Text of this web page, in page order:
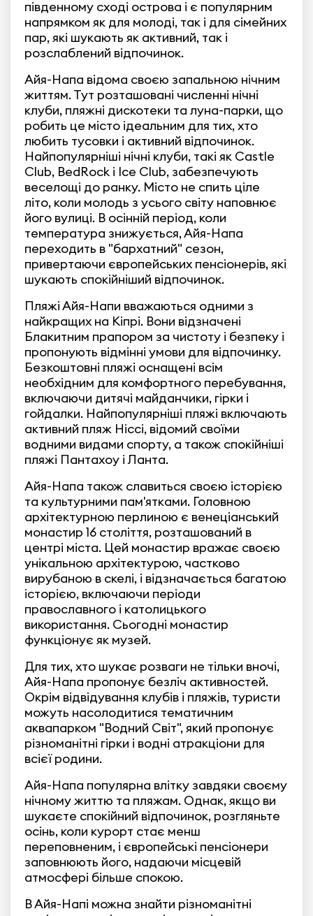
південному сході острова і є популярним
напрямком як для молоді, так і для сімейних
пар, які шукають як активний, так і
розслаблений відпочинок.
Айя-Напа відома своєю запальною нічним
життям. Тут розташовані численні нічні
клуби, пляжні дискотеки та луна-парки, що
робить це місто ідеальним для тих, хто
любить тусовки і активний відпочинок.
Найпопулярніші нічні клуби, такі як Castle
Club, BedRock і Ice Club, забезпечують
веселощі до ранку. Місто не спить ціле
літо, коли молодь з усього світу наповнює
його вулиці. В осінній період, коли
температура знижується, Айя-Напа
переходить в "бархатний" сезон,
привертаючи європейських пенсіонерів, які
шукають спокійніший відпочинок.
Пляжі Айя-Напи вважаються одними з
найкращих на Кіпрі. Вони відзначені
Блакитним прапором за чистоту і безпеку і
пропонують відмінні умови для відпочинку.
Безкоштовні пляжі оснащені всім
необхідним для комфортного перебування,
включаючи дитячі майданчики, гірки і
гойдалки. Найпопулярніші пляжі включають
активний пляж Ніссі, відомий своїми
водними видами спорту, а також спокійніші
пляжі Пантахоу і Ланта.
Айя-Напа також славиться своєю історією
та культурними пам'ятками. Головною
архітектурною перлиною є венеціанський
монастир 16 століття, розташований в
центрі міста. Цей монастир вражає своєю
унікальною архітектурою, частково
вирубаною в скелі, і відзначається багатою
історією, включаючи періоди
православного і католицького
використання. Сьогодні монастир
функціонує як музей.
Для тих, хто шукає розваги не тільки вночі,
Айя-Напа пропонує безліч активностей.
Окрім відвідування клубів і пляжів, туристи
можуть насолодитися тематичним
аквапарком "Водний Світ", який пропонує
різноманітні гірки і водні атракціони для
всієї родини.
Айя-Напа популярна влітку завдяки своєму
нічному життю та пляжам. Однак, якщо ви
шукаєте спокійний відпочинок, розгляньте
осінь, коли курорт стає менш
переповненим, і європейські пенсіонери
заповнюють його, надаючи місцевій
атмосфері більше спокою.
В Айя-Напі можна знайти різноманітні